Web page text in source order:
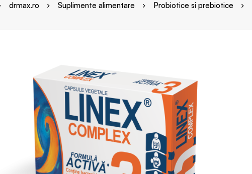
drmax.ro Suplimente alimentare Probiotice si prebiotice